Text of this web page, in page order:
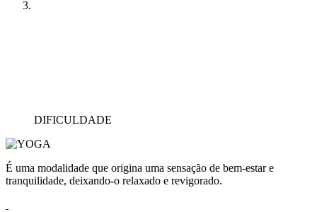
DIFICULDADE
É uma modalidade que origina uma sensação de bem-estar e
tranquilidade, deixando-o relaxado e revigorado.